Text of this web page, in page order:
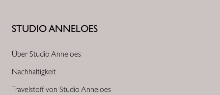
STUDIO ANNELOES
Über Studio Anneloes
Nachhaltigkeit
Travelstoff von Studio Anneloes